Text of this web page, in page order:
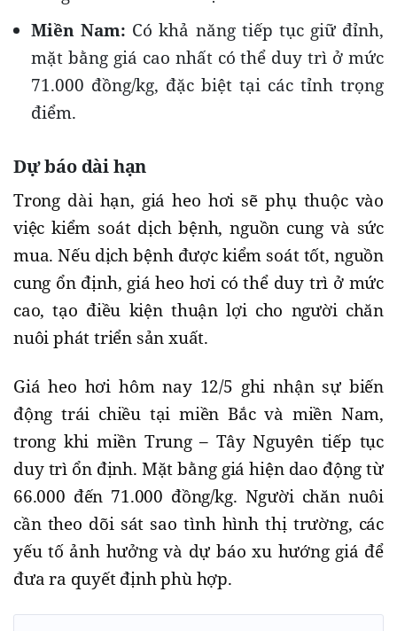
Miền Nam: Có khả năng tiếp tục giữ đỉnh,
mặt bằng giá cao nhất có thể duy trì ở mức
71.000 đồng/kg, đặc biệt tại các tỉnh trọng
điểm.
Dự báo dài hạn
Trong dài hạn, giá heo hơi sẽ phụ thuộc vào
việc kiểm soát dịch bệnh, nguồn cung và sức
mua. Nếu dịch bệnh được kiểm soát tốt, nguồn
cung ổn định, giá heo hơi có thể duy trì ở mức
cao, tạo điều kiện thuận lợi cho người chăn
nuôi phát triển sản xuất.
Giá heo hơi hôm nay 12/5 ghi nhận sự biến
động trái chiều tại miền Bắc và miền Nam,
trong khi miền Trung – Tây Nguyên tiếp tục
duy trì ổn định. Mặt bằng giá hiện dao động từ
66.000 đến 71.000 đồng/kg. Người chăn nuôi
cần theo dõi sát sao tình hình thị trường, các
yếu tố ảnh hưởng và dự báo xu hướng giá để
đưa ra quyết định phù hợp.